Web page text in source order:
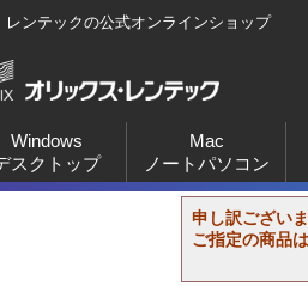
ンテックの公式オンラインショップ
Windows
スクトップ
Mac
ノートパソコン
申し訳ございま
ご指定の商品